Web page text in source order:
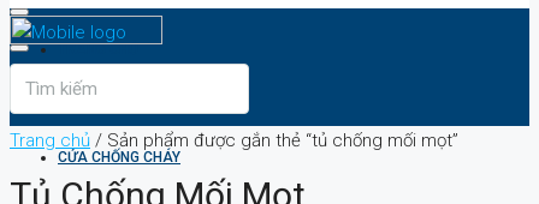
TRANG CHỦ
CỬA CHỐNG CHÁY
Trang chủ / Sản phẩm được gắn thẻ “tủ chống mối mọt”
Tủ Chống Mối Mọt